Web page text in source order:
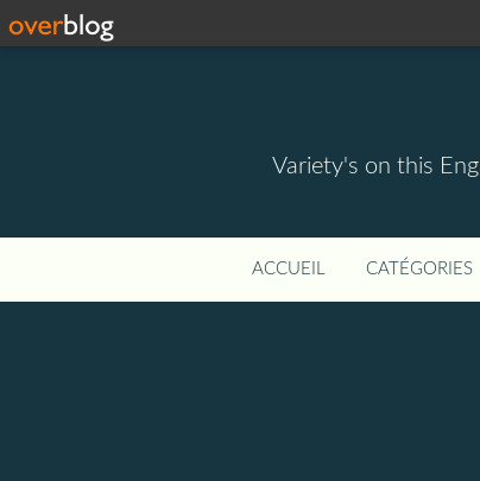
Variety's on this
ACCUEIL CATÉGORIES